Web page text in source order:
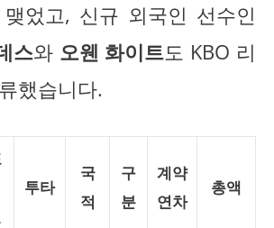
었고, 신규 외국인 선수인
스와 오웬 화이트도 KBO 리
했습니다.
투타
국
적
구
분
계약
연차
총액